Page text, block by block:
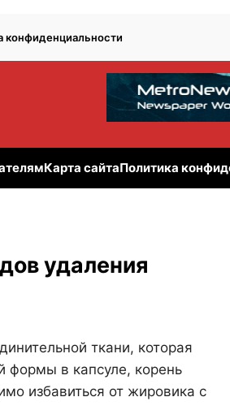
конфиденциальности
Карта сайтаПолитика
удаления
ткани, которая
формы в капсуле, корень
избавиться от жировика с